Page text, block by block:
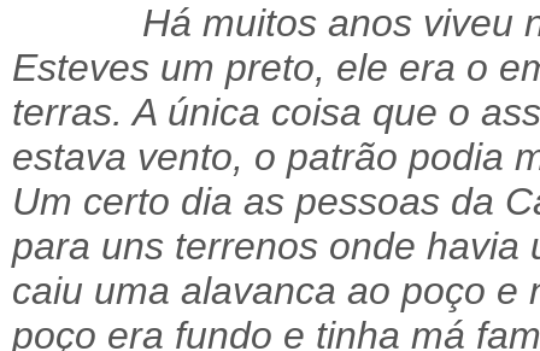
Há muitos anos viveu na
Esteves um preto, ele era o
terras. A única coisa que o
estava vento, o patrão podia
Um certo dia as pessoas da
para uns terrenos onde havia
caiu uma alavanca ao poço e
poço era fundo e tinha má